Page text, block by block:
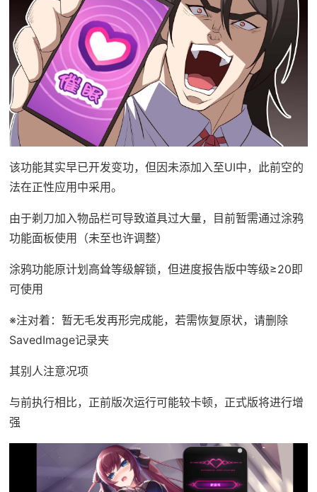
该功能其实早已开发变功，但因未添加入至UI中，此前空的
法在正性应用中采用。
由于剃刀加入物品栏可导致道具过大量，目前暂需通过涂鸦
功能面板使用（未至也许调整）
涂鸦功能原计划高耸等级解锁，但进度报告版中等级≥20即
可使用
※注对着 ：暂无毛发再形完成能，若需恢复原状，请删除
SavedImage记录夹
其别人注意况项
与前执行相比，正前版次运行可能较卡顿，正式版将进行增
强